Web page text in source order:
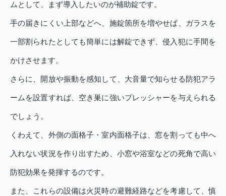
ムとして、まず導入したいのが補助錠です。
手の届きにくい上部などへ、施錠箇所を増やせば、ガラスを
一部割られたとしても簡単には解錠できず、侵入犯に手間を
かけさせます。
さらに、開放や振動を感知して、大音量で知らせる防犯アラ
ームを設置すれば、空き巣に強いプレッシャーを与えられる
でしょう。
くわえて、外側の面格子・室内面格子は、窓を割っても中へ
入れない状況を作り出すため、小窓や浴室などの死角で高い
防犯効果を発揮するのです。
また、これらの設備は火災時の避難経路などを考慮して、慎